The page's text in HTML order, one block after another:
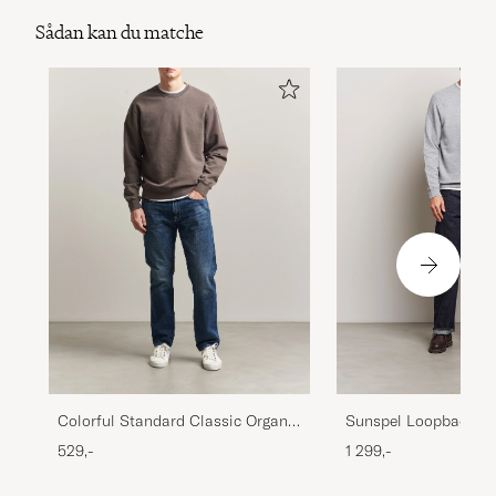
stor i storleken, så gick ned en storlek och då
passade den perfekt för mig. Snabb leverans.
Dunder.
FREDRIK R KØBTE PÅ CAREOFCARL.SE
Perfekt passform och sann i storlek. Snygga
KØBTE PÅ CAREOFCARL.SE
Köpte två vid samma tillfälle. Perfekta i
storlek och passform. En vardagströja som
kommer att hålla länge.
KRISTINA H KØBTE PÅ CAREOFCARL.SE
Sådan kan du matche
Colorful Standard Classic Organic
Crew Neck Sweat Fade Mud
529,-
Sunspel Loopback
Grey Melange
1 299,-